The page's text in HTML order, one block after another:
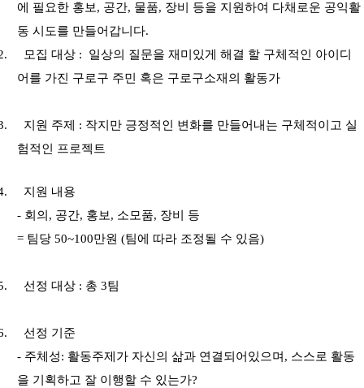
에 필요한 홍보, 공간, 물품, 장비 등을 지원하여 다채로운 공익활
동 시도를 만들어갑니다.
모집 대상 :
일상의 질문을 재미있게 해결 할 구체적인 아이디
어를 가진 구로구 주민 혹은 구로구소재의 활동가
지원 주제 : 작지만 긍정적인 변화를 만들어내는 구체적이고 실
험적인 프로젝트
지원 내용
- 회의 , 공간, 홍보, 소모품, 장비 등
= 팀당 50~100만원 (팀에 따라 조정될 수 있음)
선정 대상 : 총 3팀
선정 기준
- 주체성: 활동주제가 자신의 삶과 연결되어있으며 , 스스로 활동
을 기획하고 잘 이행할 수 있는가?